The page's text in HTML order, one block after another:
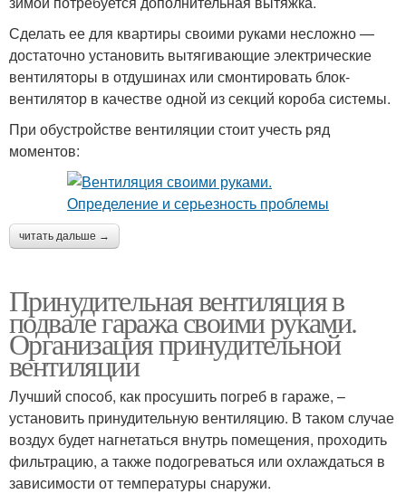
Сделать ее для квартиры своими руками несложно —
достаточно установить вытягивающие электрические
вентиляторы в отдушинах или смонтировать блок-
вентилятор в качестве одной из секций короба системы.
При обустройстве вентиляции стоит учесть ряд
моментов:
читать дальше →
Принудительная вентиляция в
подвале гаража своими руками.
Организация принудительной
вентиляции
Лучший способ, как просушить погреб в гараже, –
установить принудительную вентиляцию. В таком случае
воздух будет нагнетаться внутрь помещения, проходить
фильтрацию, а также подогреваться или охлаждаться в
зависимости от температуры снаружи.